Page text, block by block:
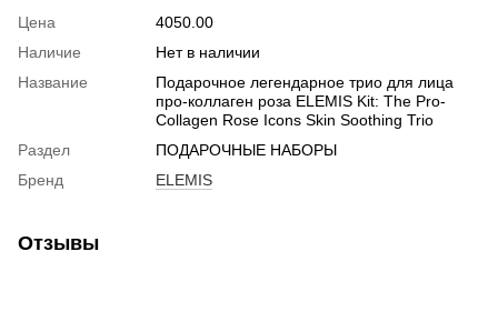
Цена
4050.00
Наличие
Нет в наличии
Название
Подарочное легендарное трио для лица
про-коллаген роза ELEMIS Kit: The Pro-
Collagen Rose Icons Skin Soothing Trio
Раздел
ПОДАРОЧНЫЕ НАБОРЫ
Бренд
ELEMIS
Отзывы